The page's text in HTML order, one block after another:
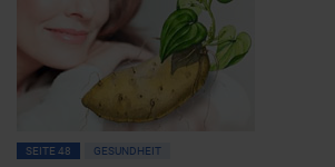
SEITE 48 GESUNDHEIT